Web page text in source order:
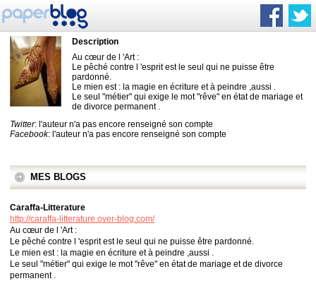
Description
Au cœur de l 'Art :
Le pêché contre l 'esprit est le seul qui ne puisse être
pardonné.
Le mien est : la magie en écriture et à peindre ,aussi .
Le seul "métier" qui exige le mot "rêve" en état de mariage et
de divorce permanent .
Twitter: l'auteur n'a pas encore renseigné son compte
Facebook: l'auteur n'a pas encore renseigné son compte
MES BLOGS
Caraffa-Litterature
http://caraffa-litterature.over-blog.com/
Au cœur de l 'Art :
Le pêché contre l 'esprit est le seul qui ne puisse être pardonné.
Le mien est : la magie en écriture et à peindre ,aussi .
Le seul "métier" qui exige le mot "rêve" en état de mariage et de divorce
permanent .